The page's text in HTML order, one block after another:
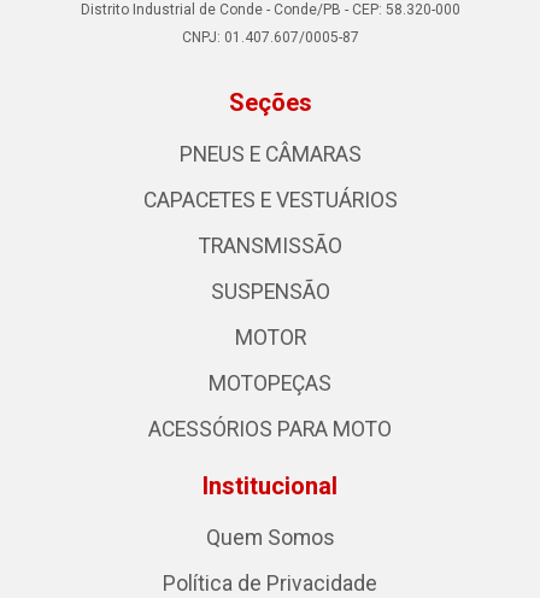
Distrito Industrial de Conde - Conde/PB - CEP: 58.320-000
CNPJ: 01.407.607/0005-87
Seções
PNEUS E CÂMARAS
CAPACETES E VESTUÁRIOS
TRANSMISSÃO
SUSPENSÃO
MOTOR
MOTOPEÇAS
ACESSÓRIOS PARA MOTO
Institucional
Quem Somos
Política de Privacidade